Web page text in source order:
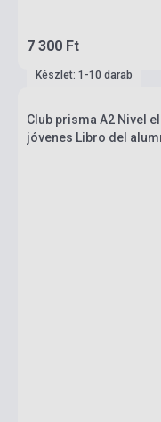
7 300 Ft
Készlet: 1-10 darab
Club prisma A2 Nivel
jóvenes Libro del